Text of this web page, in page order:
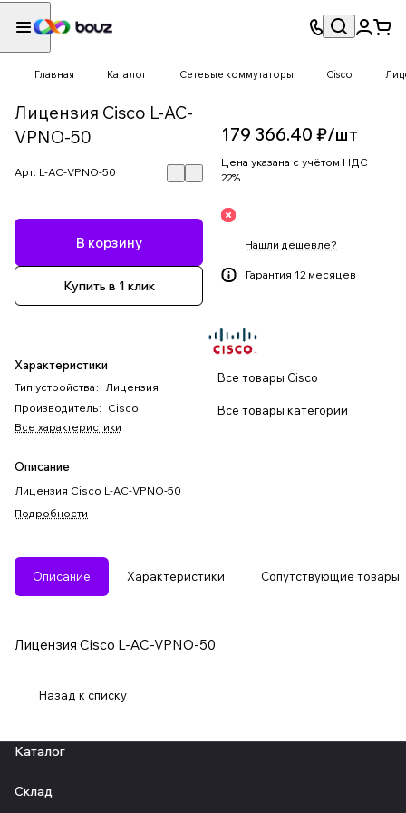
Главная Каталог Сетевые коммутаторы Cisco
Лицензия Cisco L-AC-
VPNO-50
Арт. L-AC-VPNO-50
В корзину
Купить в 1 клик
Характеристики
Тип устройства : Лицензия
Производитель: Cisco
Все характеристики
Описание
Лицензия Cisco L-AC-VPNO-50
Подробности
179 366.40 ₽/шт
Цена указана с учётом НДС
22%
Нашли дешевле?
Гарантия 12 месяцев
Все товары Cisco
Все товары категории
Описание Характеристики Сопутствующие товары
Лицензия Cisco L-AC-VPNO-50
Назад к списку
Каталог
Склад